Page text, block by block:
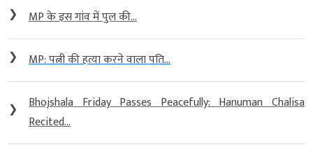
❯ MP के इस गांव में पुल की...
❯ MP: पत्नी की हत्या करने वाला पति...
❯
Bhojshala Friday Passes Peacefully: Hanuman Chalisa
Recited...